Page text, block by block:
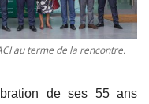
au terme de la rencontre.
de ses 55 ans